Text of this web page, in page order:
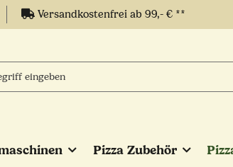
Versandkostenfrei ab 99,- € **
Pizza Zubehör